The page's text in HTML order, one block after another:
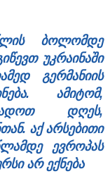
ბოლომდე
უკრაინაში
გერმანიის
ამიტომ,
დღეს,
აქ არსებითი
ევროპას
არ ექნება